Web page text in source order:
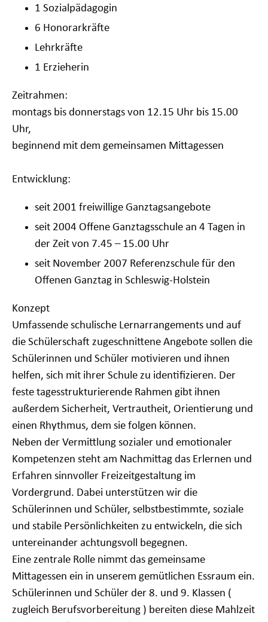
1 Sozialpädagogin
6 Honorarkräfte
Lehrkräfte
1 Erzieherin
Zeitrahmen:
montags bis donnerstags von 12.15 Uhr bis 15.00
Uhr,
beginnend mit dem gemeinsamen Mittagessen
Entwicklung:
seit 2001 freiwillige Ganztagsangebote
seit 2004 Offene Ganztagsschule an 4 Tagen in
der Zeit von 7.45 – 15.00 Uhr
seit November 2007 Referenzschule für den
Offenen Ganztag in Schleswig-Holstein
Konzept
Umfassende schulische Lernarrangements und auf
die Schülerschaft zugeschnittene Angebote sollen die
Schülerinnen und Schüler motivieren und ihnen
helfen, sich mit ihrer Schule zu identifizieren. Der
feste tagesstrukturierende Rahmen gibt ihnen
außerdem Sicherheit, Vertrautheit, Orientierung und
einen Rhythmus, dem sie folgen können.
Neben der Vermittlung sozialer und emotionaler
Kompetenzen steht am Nachmittag das Erlernen und
Erfahren sinnvoller Freizeitgestaltung im
Vordergrund. Dabei unterstützen wir die
Schülerinnen und Schüler, selbstbestimmte, soziale
und stabile Persönlichkeiten zu entwickeln, die sich
untereinander achtungsvoll begegnen.
Eine zentrale Rolle nimmt das gemeinsame
Mittagessen ein in unserem gemütlichen Essraum ein.
Schülerinnen und Schüler der 8. und 9. Klassen (
zugleich Berufsvorbereitung ) bereiten diese Mahlzeit